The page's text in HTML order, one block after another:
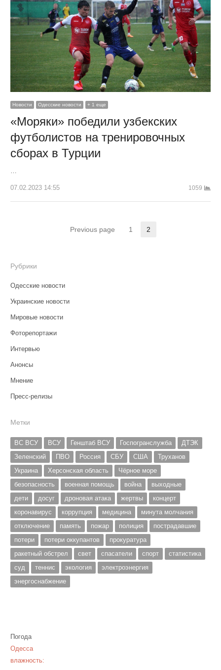
Новости Одесские новости + 1 еще
«Моряки» победили узбекских
футболистов на тренировочных
сборах в Турции
07.02.2023 14:55 1059
записям
Previous page Страница
1 2
Рубрики
Одесские новости
Украинские новости
Мировые новости
Фоторепортажи
Интервью
Анонсы
Мнение
Пресс-релизы
Метки
ВС ВСУ ВСУ Генштаб ВСУ Госпогранслужба
ДТЭК
Зеленский
ПВО Россия СБУ США
Труханов
Украина
Херсонская область
Чёрное море
безопасность
военная помощь война
выходные
дети
досуг дроновая атака жертвы
концерт
коронавирус
коррупция медицина
минута молчания
отключение
память пожар полиция
пострадавшие
потери
потери оккупантов
прокуратура
ракетный обстрел
свет спасатели спорт
статистика
суд
теннис экология
электроэнергия
энергоснабжение
Погода
Одесса
влажность: